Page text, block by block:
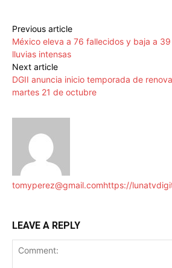
Previous article
México eleva a 76 fallecidos y baja a
lluvias intensas
Next article
DGII anuncia inicio temporada de
martes 21 de octubre
tomyperez@gmail.comhttps://
LEAVE A REPLY